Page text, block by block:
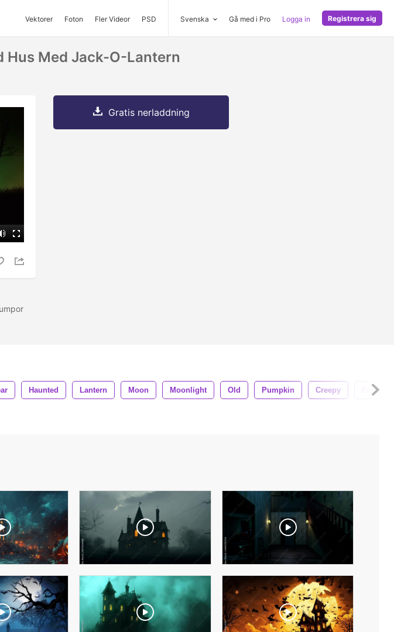
Vektorer Foton Fler Videor PSD Svenska Gå med i Pro Logga in Registrera sig
Hus Med Jack-O-Lantern
Gratis nerladdning
Haunted Lantern Moon Moonlight Old Pumpkin Creepy Fantasy